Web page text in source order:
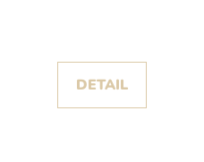
DETAIL